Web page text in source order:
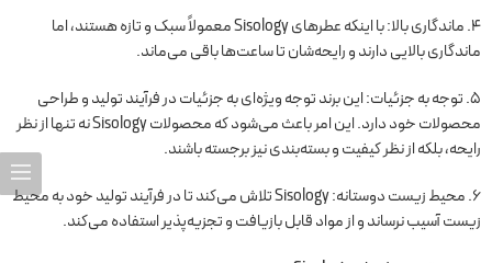
4. ماندگاری بالا: با اینکه عطرهای Sisology معمولاً سبک و تازه هستند، اما
ماندگاری بالایی دارند و رایحه‌شان تا ساعت‌ها باقی می‌ماند.
5. توجه به جزئیات: این برند توجه ویژه‌ای به جزئیات در فرآیند تولید و طراحی
محصولات خود دارد. این امر باعث می‌شود که محصولات Sisology نه تنها از نظر
رایحه، بلکه از نظر کیفیت و بسته‌بندی نیز برجسته باشند.
6. محیط زیست دوستانه: Sisology تلاش می‌کند تا در فرآیند تولید خود به محیط
زیست آسیب نرساند و از مواد قابل بازیافت و تجزیه‌پذیر استفاده می‌کند.